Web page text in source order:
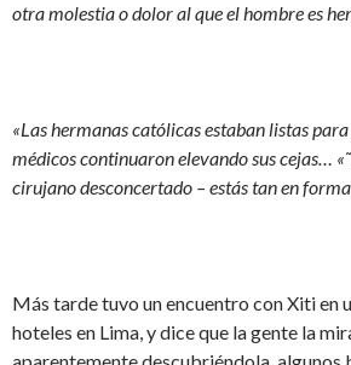
otra molestia o dolor al que el hombre es
«Las hermanas católicas estaban listas
médicos continuaron elevando sus cejas…
cirujano desconcertado – estás tan en
Más tarde tuvo un encuentro con Xiti en
hoteles en Lima, y dice que la gente la